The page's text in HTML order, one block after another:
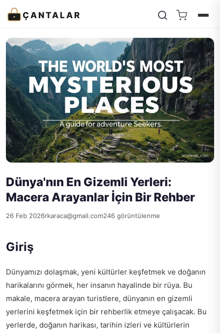
ÇANTALAR
Dünya'nın En Gizemli Yerleri:
Macera Arayanlar İçin Bir Rehber
26 Feb 2026rkaraca@gmail.com246 görüntülenme
Giriş
Dünyamızı dolaşmak, yeni kültürler keşfetmek ve doğanın
harikalarını görmek, her insanın hayalinde bir rüya. Bu
makale, macera arayan turistlere, dünyanın en gizemli
yerlerini keşfetmek için bir rehberlik etmeye çalışacak. Bu
yerlerde, doğanın harikası, tarihin izleri ve kültürlerin